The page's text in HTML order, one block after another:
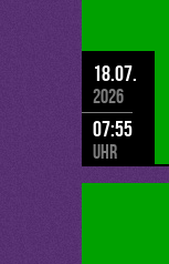
18.07.
2026
07:55
Uhr